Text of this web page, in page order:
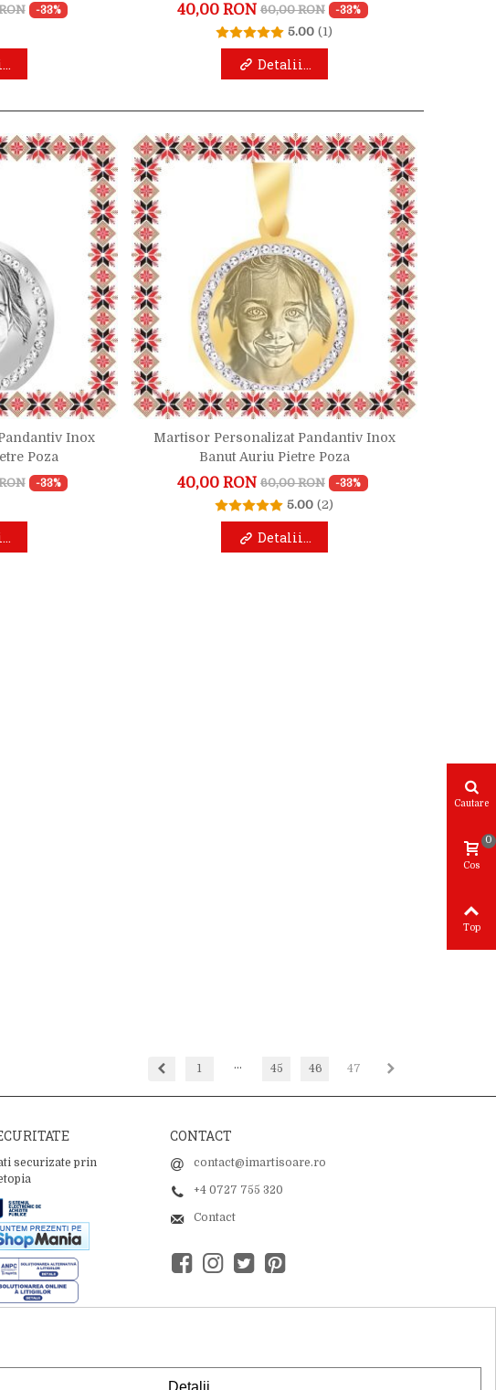
-33% 40,00 RON 60,00 RON -33%
5.00 (1)
Detalii...
Inox
Poza
-33%
Martisor Personalizat Pandantiv Inox
Banut Auriu Pietre Poza
40,00 RON 60,00 RON -33%
5.00 (2)
Detalii...
Inapoi1 … 45 46 47
securizate prin
CONTACT
contact@imartisoare.ro
+4 0727 755 320
Contact
Cautare
Cos
0
Top
Detalii